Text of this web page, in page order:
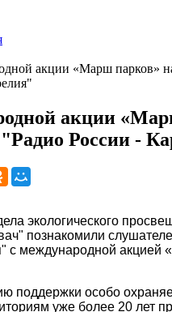
акции «Марш парков»
акции
России -
экологического
познакомили
с международной акцией
поддержки особо
уже более 20 лет